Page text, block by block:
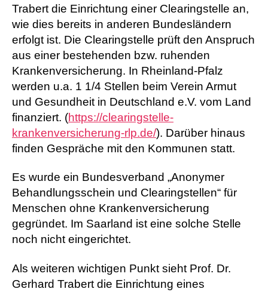
Trabert die Einrichtung einer Clearingstelle an,
wie dies bereits in anderen Bundesländern
erfolgt ist. Die Clearingstelle prüft den Anspruch
aus einer bestehenden bzw. ruhenden
Krankenversicherung. In Rheinland-Pfalz
werden u.a. 1 1/4 Stellen beim Verein Armut
und Gesundheit in Deutschland e.V. vom Land
finanziert. (https://clearingstelle-
krankenversicherung-rlp.de/). Darüber hinaus
finden Gespräche mit den Kommunen statt.
Es wurde ein Bundesverband „Anonymer
Behandlungsschein und Clearingstellen“ für
Menschen ohne Krankenversicherung
gegründet. Im Saarland ist eine solche Stelle
noch nicht eingerichtet.
Als weiteren wichtigen Punkt sieht Prof. Dr.
Gerhard Trabert die Einrichtung eines